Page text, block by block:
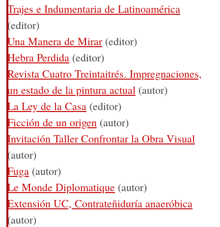
Trajes e Indumentaria de Latinoamérica
(editor)
Una Manera de Mirar(editor)
Hebra Perdida (editor)
Revista Cuatro Treintaitrés. Impregnaciones,
un estado de la pintura actual (autor)
La Ley de la Casa (editor)
Ficción de un origen (autor)
Invitación Taller Confrontar la Obra Visual
(autor)
Fuga (autor)
Le Monde Diplomatique (autor)
Extensión UC, Contrateñiduría anaeróbica
(autor)